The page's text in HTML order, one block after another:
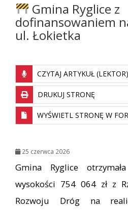
Gmina Ryglice z
dofinansowaniem
ul. Łokietka
CZYTAJ ARTYKUŁ (LEKTOR)
DRUKUJ STRONĘ
WYŚWIETL STRONĘ W
25 czerwca 2026
Gmina Ryglice
wysokości 754 064 zł z
Rozwoju Dróg na